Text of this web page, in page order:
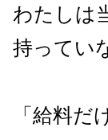
わたしは
持ってい
「給料